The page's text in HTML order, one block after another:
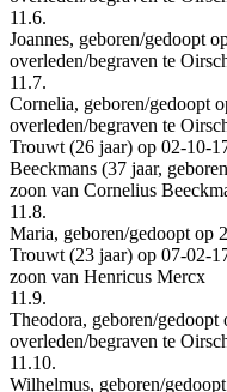
11.6.
Joannes, geboren/gedoopt
overleden/begraven te
11.7.
Cornelia, geboren/gedoopt
overleden/begraven te
Trouwt (26 jaar) op 02-10-
Beeckmans (37 jaar,
zoon van Cornelius
11.8.
Maria, geboren/gedoopt op
Trouwt (23 jaar) op 07-02-
zoon van Henricus Mercx
11.9.
Theodora, geboren/
overleden/begraven te
11.10.
Wilhelmus, geboren/